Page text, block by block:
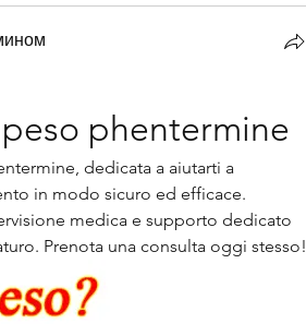
phentermine
dedicata a aiutarti a
in modo sicuro ed efficace.
medica e supporto dedicato
Prenota una consulta oggi stesso!